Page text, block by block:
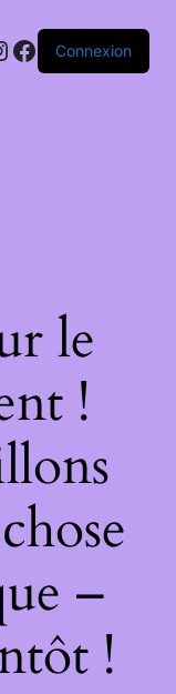
Facebook
Connexion
le
!
–
!